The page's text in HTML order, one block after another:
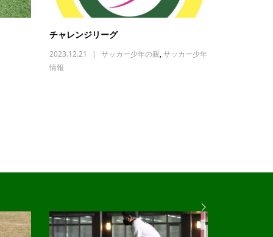
チャレンジリーグ
2023.12.21 サッカー少年の親,サッカー少年
情報